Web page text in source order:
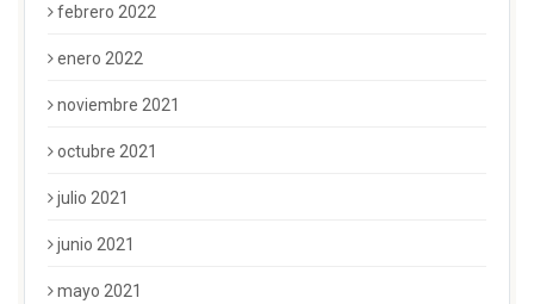
febrero 2022
enero 2022
noviembre 2021
octubre 2021
julio 2021
junio 2021
mayo 2021